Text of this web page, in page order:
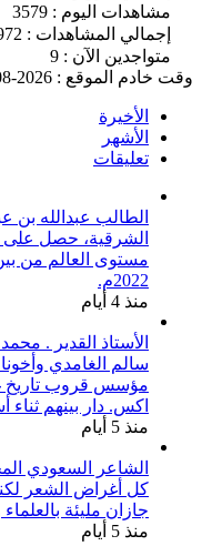
مشاهدات اليوم : 3579
إجمالي المشاهدات : 21360972
متواجدين الآن : 9
وقت خادم الموقع : 2026-08-08
الأخيرة
الأشهر
تعليقات
الطالب عبدالله بن
الشرقية، حصل
2022م.
منذ 4 أيام
الأستاذ القدير .
سالم الغامدي
مؤسس قروب تاريخ
اكس. دار بينهم ثناء
منذ 5 أيام
الشاعر السعودي
كل أغراض الشعر
جازان مليئة
منذ 5 أيام